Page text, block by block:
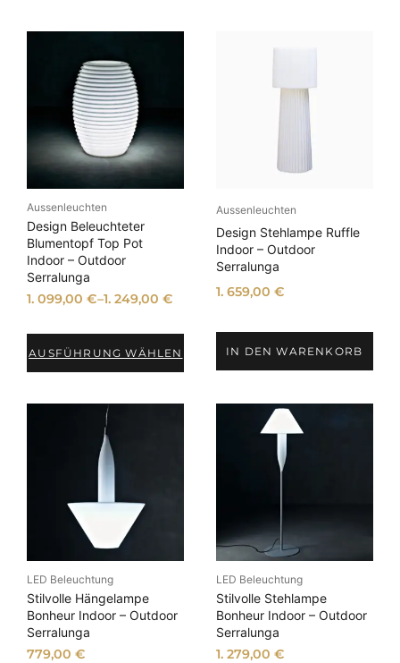
Aussenleuchten
Design Beleuchteter
Blumentopf Top Pot
Indoor – Outdoor
Serralunga
1. 099,00€–1. 249,00€
AUSFÜHRUNG WÄHLEN
Aussenleuchten
Design Stehlampe Ruffle
Indoor – Outdoor
Serralunga
1. 659,00 €
IN DEN WARENKORB
LED Beleuchtung
Stilvolle Hängelampe
Bonheur Indoor – Outdoor
Serralunga
779,00€
LED Beleuchtung
Stilvolle Stehlampe
Bonheur Indoor – Outdoor
Serralunga
1. 279,00 €